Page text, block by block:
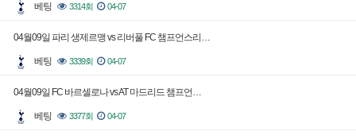
베팅 3314회 04-07
04월09일 파리 생제르맹 vs 리버풀 FC 챔프언스리…
베팅 3339회 04-07
04월09일 FC 바르셀로나 vs AT 마드리드 챔프언…
베팅 3377회 04-07